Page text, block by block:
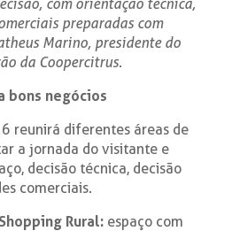
com orientação técnica,
preparadas com
Marino, presidente do
da Coopercitrus.
bons negócios
reunirá diferentes áreas de
a jornada do visitante e
decisão técnica, decisão
comerciais.
Rural: espaço com